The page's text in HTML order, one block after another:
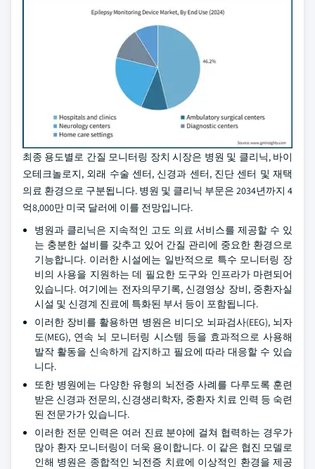
최종 용도별로 간질 모니터링 장치 시장은 병원 및 클리닉, 바이
오테크놀로지, 외래 수술 센터, 신경과 센터, 진단 센터 및 재택
의료 환경으로 구분됩니다. 병원 및 클리닉 부문은 2034년까지 4
억8,000만 미국 달러에 이를 전망입니다.
병원과 클리닉은 지속적인 고도 의료 서비스를 제공할 수 있
는 충분한 설비를 갖추고 있어 간질 관리에 중요한 환경으로
기능합니다. 이러한 시설에는 일반적으로 특수 모니터링 장
비의 사용을 지원하는 데 필요한 도구와 인프라가 마련되어
있습니다. 여기에는 전자의무기록, 신경영상 장비, 중환자실
시설 및 신경계 진료에 특화된 부서 등이 포함됩니다.
이러한 장비를 활용하면 병원은 비디오 뇌파검사(EEG), 뇌자
도(MEG), 연속 뇌 모니터링 시스템 등을 효과적으로 사용해
발작 활동을 신속하게 감지하고 필요에 따라 대응할 수 있습
니다.
또한 병원에는 다양한 유형의 뇌전증 사례를 다루도록 훈련
받은 신경과 전문의, 신경생리학자, 중환자 치료 인력 등 숙련
된 전문가가 있습니다.
이러한 전문 인력은 여러 진료 분야에 걸쳐 협력하는 경우가
많아 환자 모니터링이 더욱 용이합니다. 이 같은 협진 모델로
인해 병원은 종합적인 뇌전증 치료에 이상적인 환경을 제공